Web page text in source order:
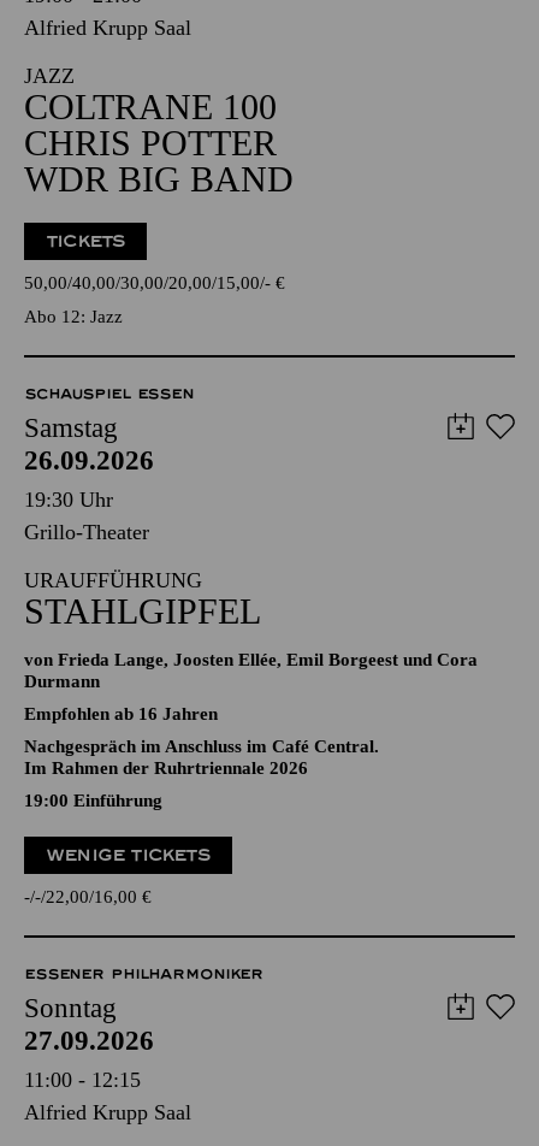
Alfried Krupp Saal
JAZZ
COLTRANE 100
CHRIS POTTER
WDR BIG BAND
TICKETS
50,00 40,00 30,00 20,00 15,00 - €
Abo 12: Jazz
SCHAUSPIEL ESSEN
Samstag
26.09.2026
19:30 Uhr
Grillo-Theater
URAUFFÜHRUNG
STAHLGIPFEL
von Frieda Lange, Joosten Ellée, Emil Borgeest und Cora
Durmann
Empfohlen ab 16 Jahren
Nachgespräch im Anschluss im Café Central.
Im Rahmen der Ruhrtriennale 2026
19:00 Einführung
WENIGE TICKETS
- - 22,00 16,00 €
ESSENER PHILHARMONIKER
Sonntag
27.09.2026
11:00 - 12:15
Alfried Krupp Saal